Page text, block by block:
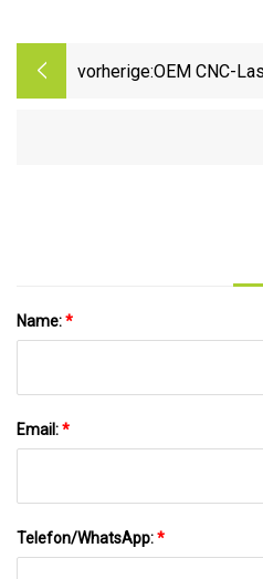
vorherige:OEM CNC-
Name:*
Email:*
Telefon/WhatsApp:*